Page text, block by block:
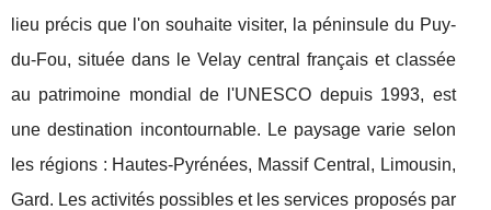
lieu précis que l'on souhaite visiter, la péninsule du Puy-
du-Fou, située dans le Velay central français et classée
au patrimoine mondial de l'UNESCO depuis 1993, est
une destination incontournable. Le paysage varie selon
les régions : Hautes-Pyrénées, Massif Central, Limousin,
Gard. Les activités possibles et les services proposés par